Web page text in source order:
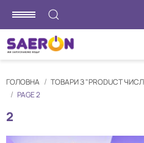
ГОЛОВНА ТОВАРИ З "PRODUCT
PAGE 2
2